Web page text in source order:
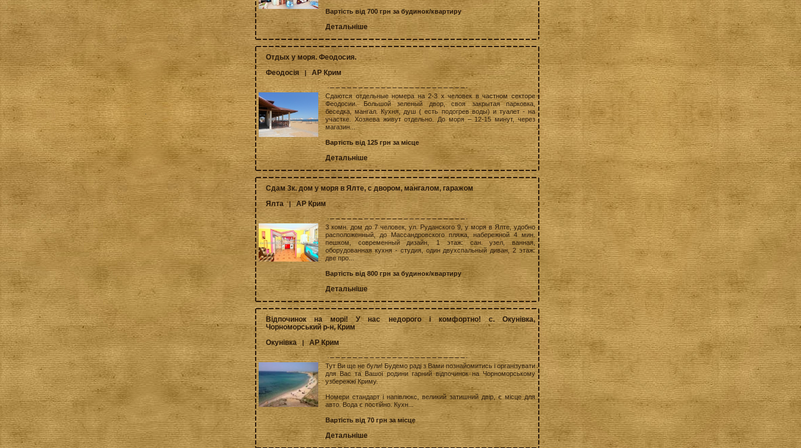
Вартість від 700 грн за будинок/квартиру
Детальніше
Отдых у моря. Феодосия.
Феодосія | АР Крим
Сдаются отдельные номера на 2-3 х человек в частном секторе
Феодосии. Большой зеленый двор, своя закрытая парковка,
беседка, мангал. Кухня, душ ( есть подогрев воды) и туалет - на
участке. Хозяева живут отдельно. До моря – 12-15 минут, через
магазин...
Вартість від 125 грн за місце
Детальніше
Сдам 3к. дом у моря в Ялте, с двором, мангалом, гаражом
Ялта |АР Крим
3 комн. дом до 7 человек, ул. Руданского 9, у моря в Ялте, удобно
расположенный, до Массандровского пляжа, набережной 4 мин.
пешком, современный дизайн, 1 этаж: сан. узел, ванная,
оборудованная кухня - студия, один двухспальный диван, 2 этаж:
две про...
Вартість від 800 грн за будинок/квартиру
Детальніше
Відпочинок на морі! У нас недорого і комфортно! с. Окунівка,
Чорноморський р-н, Крим
Окунівка |АР Крим
Тут Ви ще не були! Будемо раді з Вами познайомитись і організувати
для Вас та Вашої родини гарний відпочинок на Чорноморському
узбережжі Криму.
Номери стандарт і напівлюкс, великий затишний двір, є місце для
авто. Вода є постійно. Кухн...
Вартість від 70 грн за місце
Детальніше